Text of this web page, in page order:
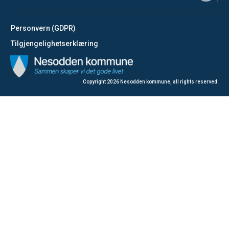
Personvern (GDPR)
Tilgjengelighetserklæring
Copyright 2026 Nesodden kommune , all rights reserved.